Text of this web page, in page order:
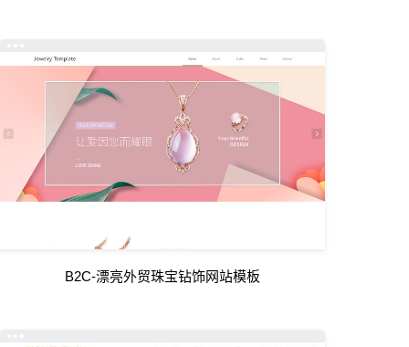
B2C-漂亮外贸珠宝钻饰网站模板